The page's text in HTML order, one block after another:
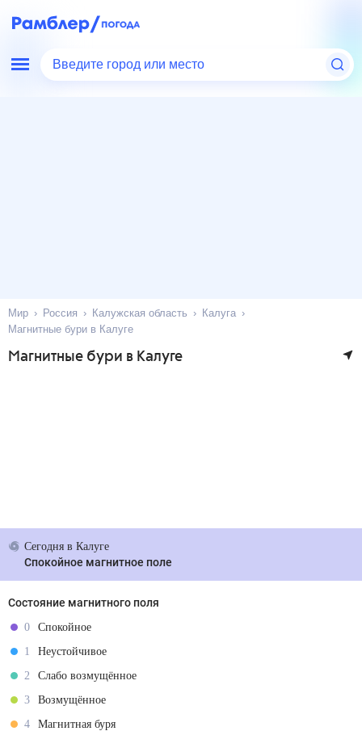
Введите город или место
Мир Россия Калужская область
Калуга
Магнитные бури в Калуге
Магнитные бури в Калуге
Сегодняв Калуге
Спокойное магнитное поле
Состояние магнитного поля
0
Спокойное
1
Неустойчивое
2
Слабо возмущённое
3
Возмущённое
4
Магнитная буря